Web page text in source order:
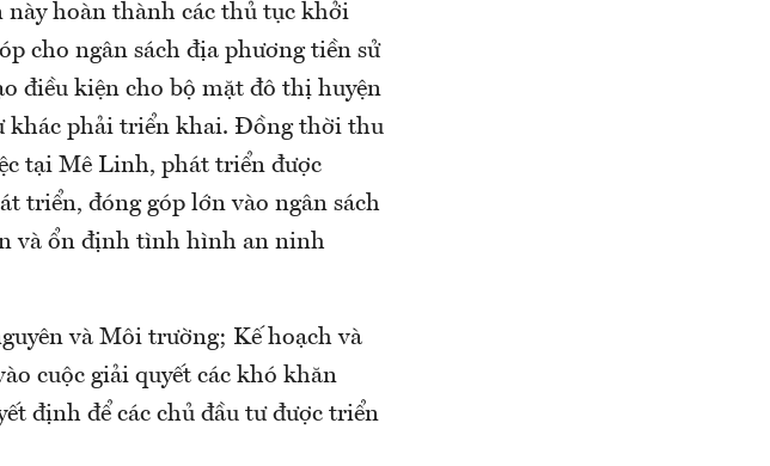
hoàn thành các thủ tục khởi
cho ngân sách địa phương tiền sử
điều kiện cho bộ mặt đô thị huyện
khác phải triển khai. Đồng thời thu
tại Mê Linh, phát triển được
triển, đóng góp lớn vào ngân sách
và ổn định tình hình an ninh
và Môi trường; Kế hoạch và
cuộc giải quyết các khó khăn
định để các chủ đầu tư được triển